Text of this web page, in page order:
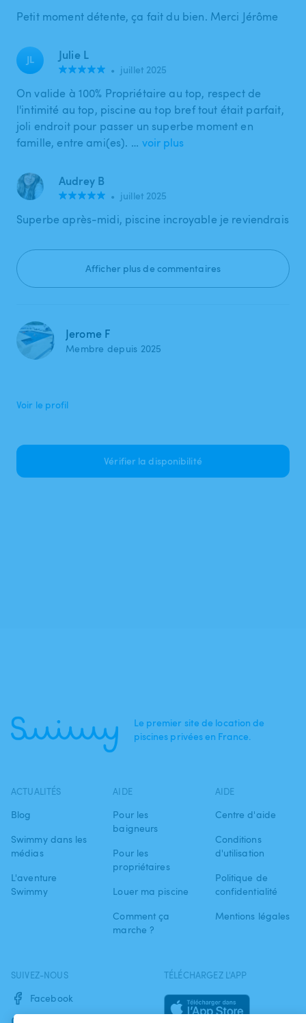
Petit moment détente, ça fait du bien. Merci Jérôme
JL Julie L
• juillet 2025
On valide à 100% Propriétaire au top, respect de
l'intimité au top, piscine au top bref tout était parfait,
joli endroit pour passer un superbe moment en
famille, entre ami(es). … voir plus
Audrey B
• juillet 2025
Superbe après-midi, piscine incroyable je reviendrais
Afficher plus de commentaires
Jerome F
Membre depuis 2025
Voir le profil
Vérifier la disponibilité
Le premier site de location de
piscines privées en France.
ACTUALITÉS
Blog
Swimmy dans les
médias
L'aventure
Swimmy
AIDE
Pour les
baigneurs
Pour les
propriétaires
Louer ma piscine
Comment ça
marche ?
AIDE
Centre d'aide
Conditions
d'utilisation
Politique de
confidentialité
Mentions légales
SUIVEZ-NOUS
Facebook
TÉLÉCHARGEZ L'APP